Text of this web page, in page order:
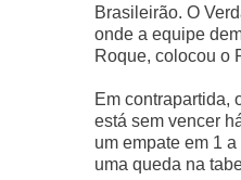
Brasileirão. O
onde a equipe
Roque, colocou o
Em contrapartida,
está sem vencer
um empate em 1
uma queda na